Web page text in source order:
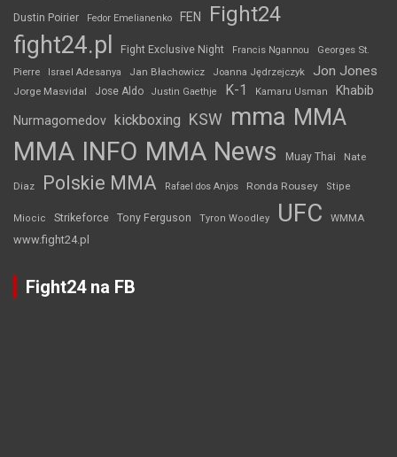
Dustin Poirier Fedor Emelianenko FEN Fight24
fight24.pl Fight Exclusive Night Francis Ngannou
Georges St.
Pierre
Israel Adesanya Jan Błachowicz Joanna Jędrzejczyk Jon Jones
Jorge Masvidal Jose Aldo Justin Gaethje K-1 Kamaru Usman Khabib
Nurmagomedov kickboxing KSW mma MMA
MMA INFO MMA News Muay Thai Nate
Diaz Polskie MMA Rafael dos Anjos Ronda Rousey Stipe
Miocic Strikeforce Tony Ferguson Tyron Woodley UFC WMMA
www.fight24.pl
Fight24 na FB